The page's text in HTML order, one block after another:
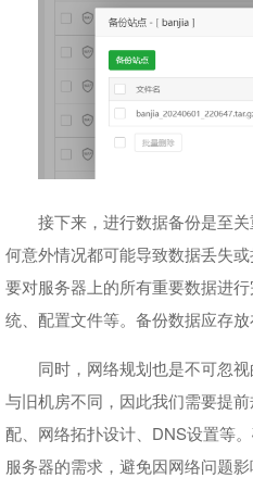
接下来，进行数据备份是至
何意外情况都可能导致数据丢失
要对服务器上的所有重要数据进
统、配置文件等。备份数据应存放
同时，网络规划也是不可忽
与旧机房不同，因此我们需要提
配、网络拓扑设计、DNS设置等
服务器的需求，避免因网络问题影